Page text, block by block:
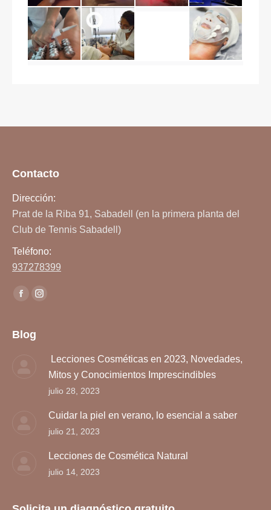
Contacto
Dirección:
Prat de la Riba 91, Sabadell (en la primera planta del
Club de Tennis Sabadell)
Teléfono:
937278399
Encuéntranos en:
Facebook
opens
window
Instagram
new
window
Blog
Lecciones Cosméticas en 2023, Novedades,
Mitos y Conocimientos Imprescindibles
julio 28, 2023
Cuidar la piel en verano, lo esencial a saber
julio 21, 2023
Lecciones de Cosmética Natural
julio 14, 2023